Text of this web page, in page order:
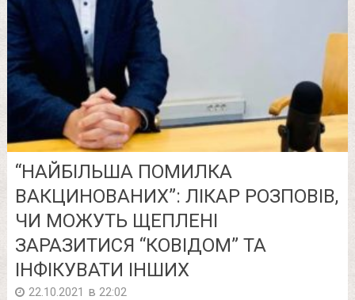
“НАЙБІЛЬША ПОМИЛКА
ВАКЦИНОВАНИХ”: ЛІКАР РОЗПОВІВ,
ЧИ МОЖУТЬ ЩЕПЛЕНІ
ЗАРАЗИТИСЯ “КОВІДОМ” ТА
ІНФІКУВАТИ ІНШИХ
22.10.2021 в 22:02